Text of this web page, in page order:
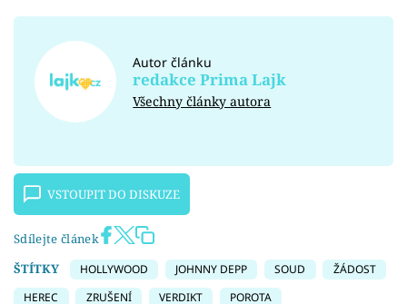
Autor článku
redakce Prima Lajk
Všechny články autora
VSTOUPIT DO DISKUZE
Sdílejte článek
ŠTÍTKY
HOLLYWOOD JOHNNY DEPP SOUD
ŽÁDOST
HEREC
ZRUŠENÍ VERDIKT POROTA